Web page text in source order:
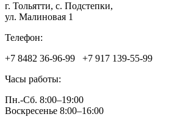
г. Тольятти, c. Подстепки,
ул. Малиновая 1
Телефон:
+7 8482 36‑96-99 +7 917 139‑55-99
Часы работы:
Пн.-Сб. 8:00–19:00
Воскресенье 8:00–16:00